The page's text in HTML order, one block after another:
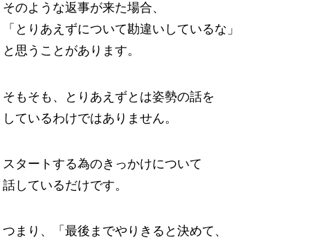
そのような返事が来た場合、
「とりあえずについて勘違いしているな」
と思うことがあります。
そもそも、とりあえずとは姿勢の話を
しているわけではありません。
スタートする為のきっかけについて
話しているだけです。
つまり、「最後までやりきると決めて、